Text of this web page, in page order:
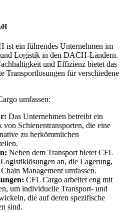
ist ein führendes Unternehmen im
Logistik in den DACH-Ländern.
und Effizienz bietet das
Transportlösungen für verschiedene
umfassen:
Das Unternehmen betreibt ein
Schienentransporten, die eine
zu herkömmlichen
Neben dem Transport bietet CFL
an, die Lagerung,
Management umfassen.
CFL Cargo arbeitet eng mit
um individuelle Transport- und
die auf deren spezifische
sind.